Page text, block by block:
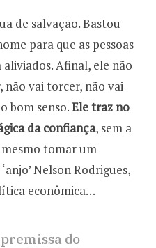
de salvação. Bastou
para que as pessoas
aliviados. Afinal, ele não
não vai torcer, não vai
bom senso.Ele traz no
da confiança, sem a
mesmo tomar um
Nelson Rodrigues,
econômica…
do